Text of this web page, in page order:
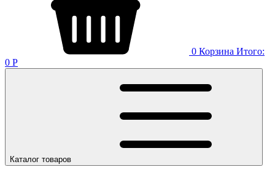
0 Корзина Итого:
0 Р
Каталог товаров